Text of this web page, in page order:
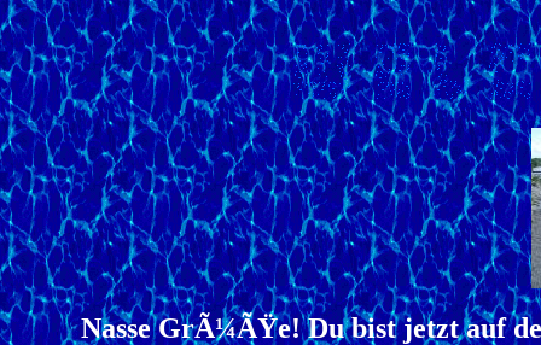
Nasse GrÃ¼ÃŸe! Du bist jetzt auf